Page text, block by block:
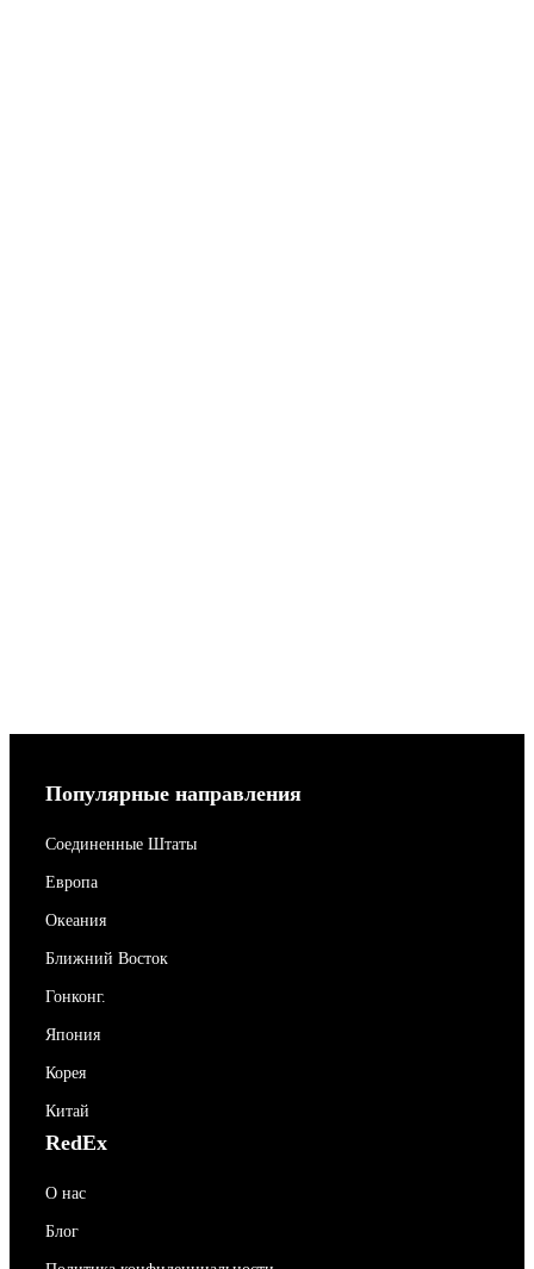
Популярные направления
Соединенные Штаты
Европа
Океания
Ближний Восток
Гонконг.
Япония
Корея
Китай
RedEx
О нас
Блог